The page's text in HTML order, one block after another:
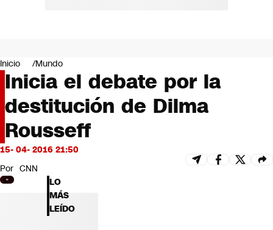
Negocios
Deportes
Programas completos
Cultura
Servicios
Bits
CNN tiempo
Futuro 360
Opinión
Inicio Mundo
Inicia el debate por la
destitución de Dilma
Rousseff
15- 04- 2016 21:50
Por CNN
LO
MÁS
LEÍDO